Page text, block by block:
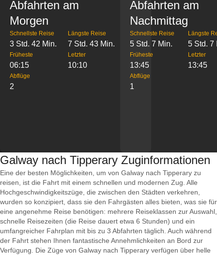
Abfahrten am
Morgen
Schnellste Reise
3 Std. 42 Min.
Längste Reise
7 Std. 43 Min.
Früheste
06:15
Letzter
10:10
Abflüge
2
Abfahrten am
Nachmittag
Schnellste Reise
5 Std. 7 Min.
Längste
5 Std. 7
Früheste
13:45
Letzter
13:45
Abflüge
1
Galway nach Tipperary Zuginformationen
Eine der besten Möglichkeiten, um von Galway nach Tipperary zu
reisen, ist die Fahrt mit einem schnellen und modernen Zug. Alle
Hochgeschwindigkeitszüge, die zwischen den Städten verkehren,
wurden so konzipiert, dass sie den Fahrgästen alles bieten, was sie für
eine angenehme Reise benötigen: mehrere Reiseklassen zur Auswahl,
schnelle Reisezeiten (die Reise dauert etwa 6 Stunden) und ein
umfangreicher Fahrplan mit bis zu 3 Abfahrten täglich. Auch während
der Fahrt stehen Ihnen fantastische Annehmlichkeiten an Bord zur
Verfügung. Die Züge von Galway nach Tipperary verfügen über helle